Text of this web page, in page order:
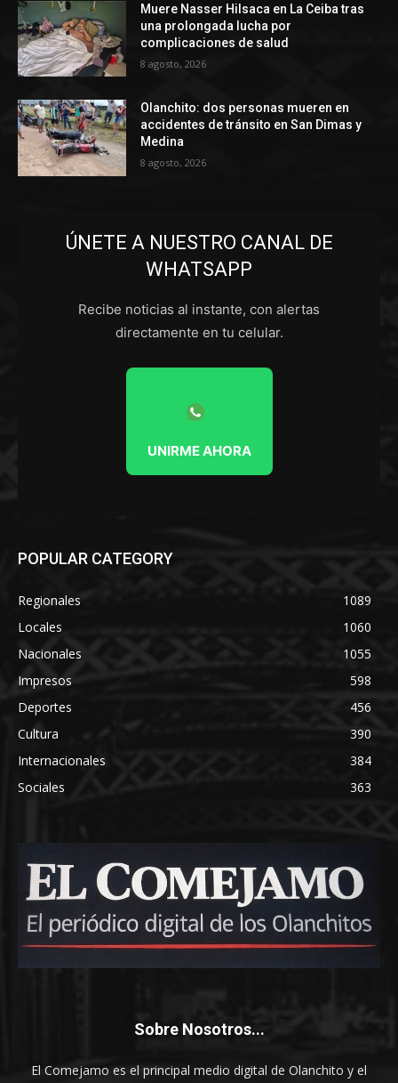
Muere Nasser Hilsaca en La Ceiba tras
una prolongada lucha por
complicaciones de salud
8 agosto, 2026
Olanchito: dos personas mueren en
accidentes de tránsito en San Dimas y
Medina
8 agosto, 2026
ÚNETE A NUESTRO CANAL DE
WHATSAPP
Recibe noticias al instante, con alertas
directamente en tu celular.
UNIRME AHORA
POPULAR CATEGORY
Regionales
1089
Locales
1060
Nacionales
1055
Impresos
598
Deportes
456
Cultura
390
Internacionales
384
Sociales
363
Sobre Nosotros...
El Comejamo es el principal medio digital de Olanchito y el